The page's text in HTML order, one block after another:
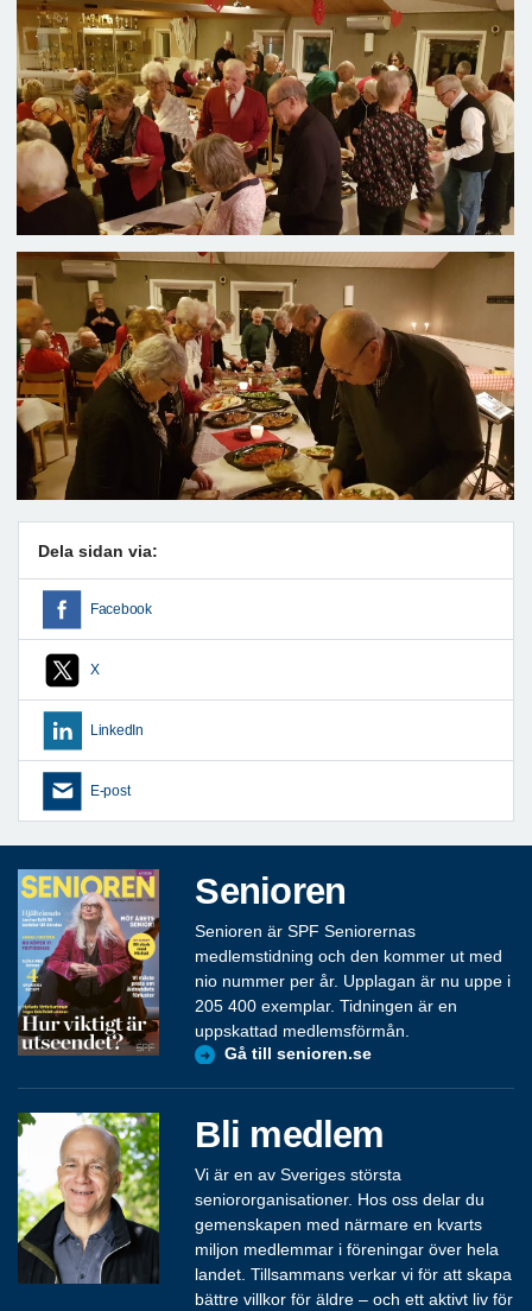
Dela sidan via:
Facebook
X
LinkedIn
E-post
Senioren
Senioren är SPF Seniorernas
medlemstidning och den kommer ut med
nio nummer per år. Upplagan är nu uppe i
205 400 exemplar. Tidningen är en
uppskattad medlemsförmån.
Gå till senioren.se
Bli medlem
Vi är en av Sveriges största
seniororganisationer. Hos oss delar du
gemenskapen med närmare en kvarts
miljon medlemmar i föreningar över hela
landet. Tillsammans verkar vi för att skapa
bättre villkor för äldre – och ett aktivt liv för